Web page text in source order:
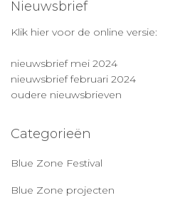
Nieuwsbrief
Klik hier voor de online versie:
nieuwsbrief mei 2024
nieuwsbrief februari 2024
oudere nieuwsbrieven
Categorieën
Blue Zone Festival
Blue Zone projecten